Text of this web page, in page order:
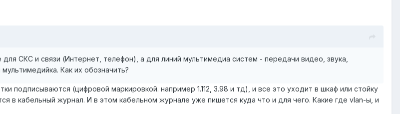
для СКС и связи (Интернет, телефон), а для линий мультимедиа систем - передачи видео, звука,
Как их обозначить?
подписываются (цифровой маркировкой. например 1.112, 3.98 и тд), и все это уходит в шкаф или стойку
в кабельный журнал. И в этом кабельном журнале уже пишется куда что и для чего. Какие где vlan-ы, и